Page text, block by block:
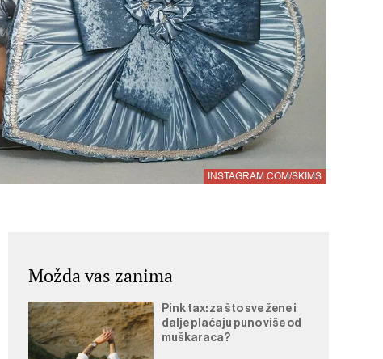
INSTAGRAM.COM/SKIMS
Možda vas zanima
Pink tax: za što sve žene i
dalje plaćaju puno više od
muškaraca?